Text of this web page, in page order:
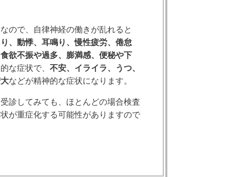
ので、自律神経の働きが乱れると
、動悸、耳鳴り、慢性疲労、倦怠
欲不振や過多、膨満感、便秘や下
な症状で、 不安、イライラ、うつ、
などが精神的な症状になります。
診してみても、ほとんどの場合検査
が重症化する可能性がありますので